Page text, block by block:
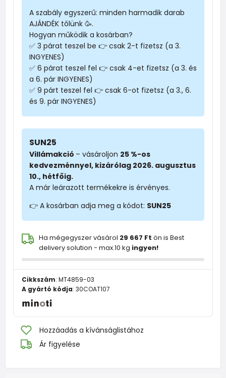
A szabály egyszerű: minden harmadik darab
AJÁNDÉK tőlünk 🥳.
Hogyan működik a kosárban?
✅ 3 párat teszel be 👉 csak 2-t fizetsz (a 3.
INGYENES)
✅ 6 párat teszel fel 👉 csak 4-et fizetsz (a 3. és
a 6. pár INGYENES)
✅ 9 párt teszel fel 👉 csak 6-ot fizetsz (a 3., 6.
és 9. pár INGYENES)
SUN25
Villámakció – vásároljon 25 %-os
kedvezménnyel, kizárólag 2026. augusztus
10., hétfőig.
A már leárazott termékekre is érvényes.
👉 A kosárban adja meg a kódot: SUN25
Ha mégegyszer vásárol 29 667 Ft ön is Best
delivery solution - max.10 kg ingyen!
Cikkszám: MT4859-03
A gyártó kódja: 30COAT107
Hozzáadás a kívánságlistához
Ár figyelése